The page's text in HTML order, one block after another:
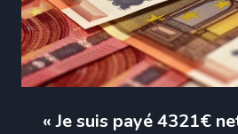
« Je suis payé 4321€